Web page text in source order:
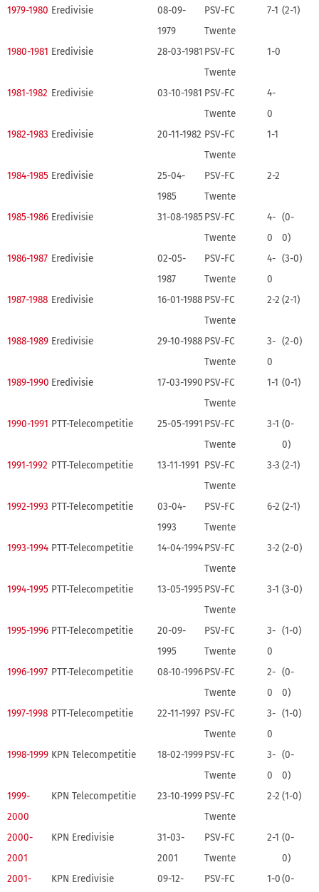
1979-1980 Eredivisie
08-09-
1979
PSV-FC
Twente
7-1 (2-1)
1980-1981 Eredivisie 28-03-1981 PSV-FC
Twente
1-0
1981-1982 Eredivisie 03-10-1981 PSV-FC
Twente
4-
0
1982-1983 Eredivisie 20-11-1982 PSV-FC
Twente
1-1
1984-1985 Eredivisie
25-04-
1985
PSV-FC
Twente
2-2
1985-1986 Eredivisie 31-08-1985 PSV-FC
Twente
4-
0
(0-
0)
1986-1987 Eredivisie
02-05-
1987
PSV-FC
Twente
4-
0
(3-0)
1987-1988 Eredivisie 16-01-1988 PSV-FC
Twente
2-2 (2-1)
1988-1989 Eredivisie 29-10-1988 PSV-FC
Twente
3-
0
(2-0)
1989-1990 Eredivisie 17-03-1990 PSV-FC
Twente
1-1 (0-1)
1990-1991 PTT-Telecompetitie 25-05-1991 PSV-FC
Twente
3-1 (0-
0)
1991-1992 PTT-Telecompetitie 13-11-1991 PSV-FC
Twente
3-3 (2-1)
1992-1993 PTT-Telecompetitie
03-04-
1993
PSV-FC
Twente
6-2 (2-1)
1993-1994 PTT-Telecompetitie 14-04-1994PSV-FC
Twente
3-2 (2-0)
1994-1995 PTT-Telecompetitie 13-05-1995 PSV-FC
Twente
3-1 (3-0)
1995-1996 PTT-Telecompetitie
20-09-
1995
PSV-FC
Twente
3-
0
(1-0)
1996-1997 PTT-Telecompetitie 08-10-1996PSV-FC
Twente
2-
0
(0-
0)
1997-1998 PTT-Telecompetitie 22-11-1997 PSV-FC
Twente
3-
0
(1-0)
1998-1999 KPN Telecompetitie 18-02-1999PSV-FC
Twente
3-
0
(0-
0)
1999-
2000
KPN Telecompetitie 23-10-1999 PSV-FC
Twente
2-2 (1-0)
2000-
2001
KPN Eredivisie
31-03-
2001
PSV-FC
Twente
2-1 (0-
0)
2001-
KPN Eredivisie
09-12-
PSV-FC
1-0(0-